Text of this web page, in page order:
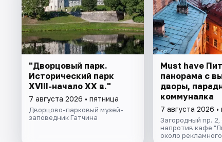
"Дворцовый парк.
Исторический парк
XVIII-начало XX в."
7 августа 2026 • пятница
Дворцово-парковый музей-
заповедник Гатчина
Must have
панорама с
дворы,
коммуналка
7 августа 2026 •
Загородный пр.
напротив кафе
около